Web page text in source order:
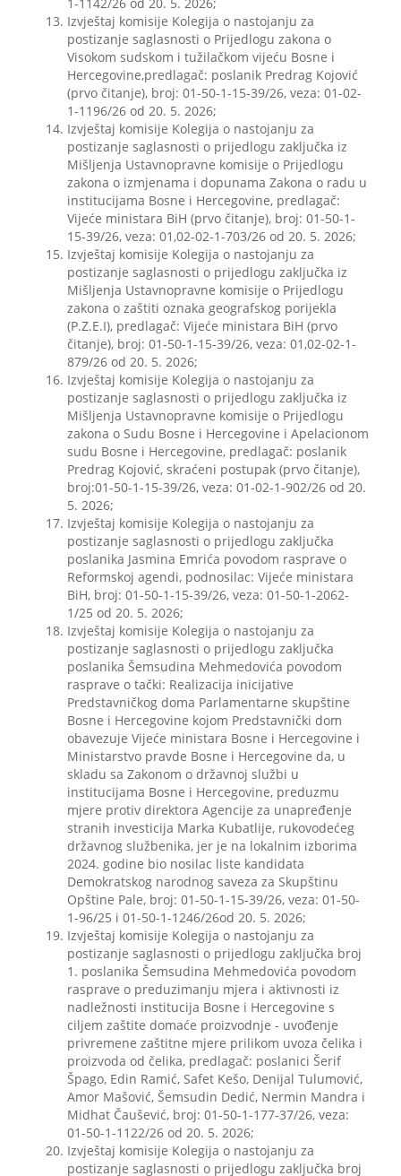
Izvještaj komisije Kolegija o nastojanju za
postizanje saglasnosti o Prijedlogu zakona o
Visokom sudskom i tužilačkom vijeću Bosne i
Hercegovine,predlagač: poslanik Predrag Kojović
(prvo čitanje), broj: 01-50-1-15-39/26, veza: 01-02-
1-1196/26 od 20. 5. 2026;
Izvještaj komisije Kolegija o nastojanju za
postizanje saglasnosti o prijedlogu zaključka iz
Mišljenja Ustavnopravne komisije o Prijedlogu
zakona o izmjenama i dopunama Zakona o radu u
institucijama Bosne i Hercegovine, predlagač:
Vijeće ministara BiH (prvo čitanje), broj: 01-50-1-
15-39/26, veza: 01,02-02-1-703/26 od 20. 5. 2026;
Izvještaj komisije Kolegija o nastojanju za
postizanje saglasnosti o prijedlogu zaključka iz
Mišljenja Ustavnopravne komisije o Prijedlogu
zakona o zaštiti oznaka geografskog porijekla
(P.Z.E.I), predlagač: Vijeće ministara BiH (prvo
čitanje), broj: 01-50-1-15-39/26, veza: 01,02-02-1-
879/26 od 20. 5. 2026;
Izvještaj komisije Kolegija o nastojanju za
postizanje saglasnosti o prijedlogu zaključka iz
Mišljenja Ustavnopravne komisije o Prijedlogu
zakona o Sudu Bosne i Hercegovine i Apelacionom
sudu Bosne i Hercegovine, predlagač: poslanik
Predrag Kojović, skraćeni postupak (prvo čitanje),
broj:01-50-1-15-39/26, veza: 01-02-1-902/26 od 20.
5. 2026;
Izvještaj komisije Kolegija o nastojanju za
postizanje saglasnosti o prijedlogu zaključka
poslanika Jasmina Emrića povodom rasprave o
Reformskoj agendi, podnosilac: Vijeće ministara
BiH, broj: 01-50-1-15-39/26, veza: 01-50-1-2062-
1/25 od 20. 5. 2026;
Izvještaj komisije Kolegija o nastojanju za
postizanje saglasnosti o prijedlogu zaključka
poslanika Šemsudina Mehmedovića povodom
rasprave o tački: Realizacija inicijative
Predstavničkog doma Parlamentarne skupštine
Bosne i Hercegovine kojom Predstavnički dom
obavezuje Vijeće ministara Bosne i Hercegovine i
Ministarstvo pravde Bosne i Hercegovine da, u
skladu sa Zakonom o državnoj službi u
institucijama Bosne i Hercegovine, preduzmu
mjere protiv direktora Agencije za unapređenje
stranih investicija Marka Kubatlije, rukovodećeg
državnog službenika, jer je na lokalnim izborima
2024. godine bio nosilac liste kandidata
Demokratskog narodnog saveza za Skupštinu
Opštine Pale, broj: 01-50-1-15-39/26, veza: 01-50-
1-96/25 i 01-50-1-1246/26od 20. 5. 2026;
Izvještaj komisije Kolegija o nastojanju za
postizanje saglasnosti o prijedlogu zaključka broj
1. poslanika Šemsudina Mehmedovića povodom
rasprave o preduzimanju mjera i aktivnosti iz
nadležnosti institucija Bosne i Hercegovine s
ciljem zaštite domaće proizvodnje - uvođenje
privremene zaštitne mjere prilikom uvoza čelika i
proizvoda od čelika, predlagač: poslanici Šerif
Špago, Edin Ramić, Safet Kešo, Denijal Tulumović,
Amor Mašović, Šemsudin Dedić, Nermin Mandra i
Midhat Čaušević, broj: 01-50-1-177-37/26, veza:
01-50-1-1122/26 od 20. 5. 2026;
Izvještaj komisije Kolegija o nastojanju za
postizanje saglasnosti o prijedlogu zaključka broj